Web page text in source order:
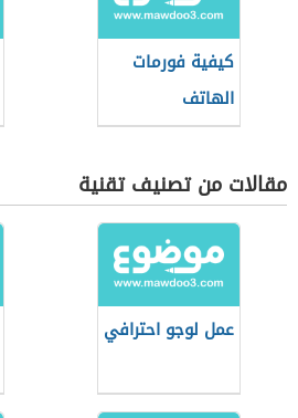
كيفية فورمات
الهاتف
مقالات من تصنيف تقنية
عمل لوجو احترافي